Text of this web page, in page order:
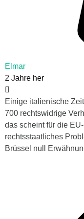
Elmar
2 Jahre her
Einige italienische
700 rechtswidrige
das scheint für die
rechtsstaatliches
Brüssel null